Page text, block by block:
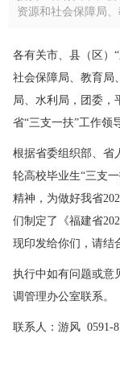
资源和社会保障局
各有关市、县（区）
社会保障局、教育局
局、水利局，团委，
省“三支一扶”工作领
根据省委组织部、省
轮高校毕业生“三支
精神，为做好我省
们制定了《福建省
现印发给你们，请结
执行中如有问题或意
调管理办公室联系。
联系人：游风 0591-